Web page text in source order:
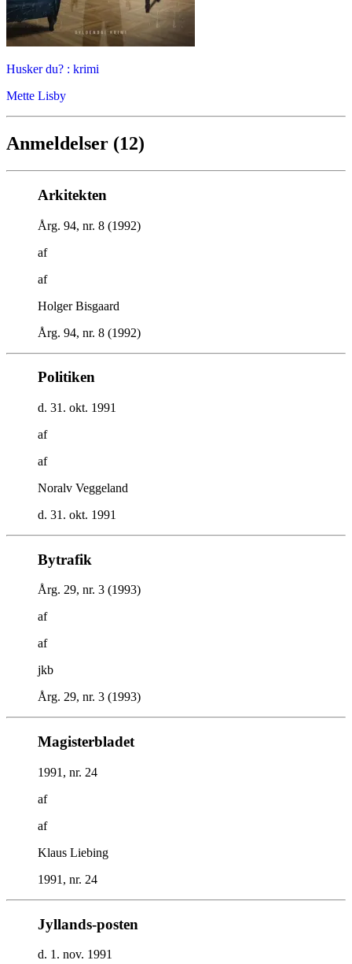
Husker du? : krimi
Mette Lisby
Anmeldelser (12)
Arkitekten
Årg. 94, nr. 8 (1992)
af
af
Holger Bisgaard
Årg. 94, nr. 8 (1992)
Politiken
d. 31. okt. 1991
af
af
Noralv Veggeland
d. 31. okt. 1991
Bytrafik
Årg. 29, nr. 3 (1993)
af
af
jkb
Årg. 29, nr. 3 (1993)
Magisterbladet
1991, nr. 24
af
af
Klaus Liebing
1991, nr. 24
Jyllands-posten
d. 1. nov. 1991